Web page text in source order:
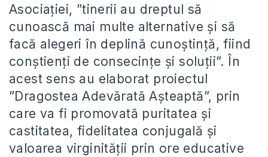
Asociației, ”tinerii au dreptul să
cunoască mai multe alternative și să
facă alegeri în deplină cunoștință, fiind
conștienți de consecințe și soluții”. În
acest sens au elaborat proiectul
”Dragostea Adevărată Așteaptă”, prin
care va fi promovată puritatea și
castitatea, fidelitatea conjugală și
valoarea virginității prin ore educative